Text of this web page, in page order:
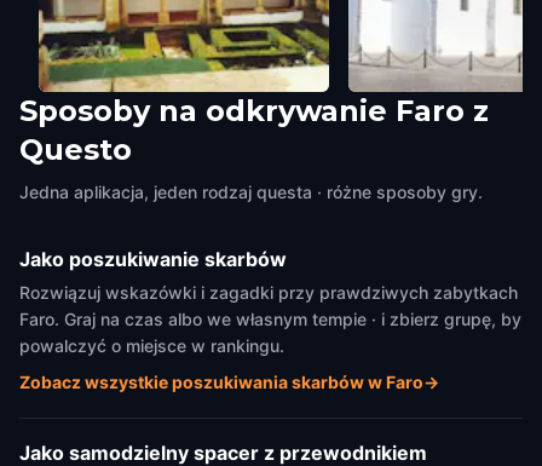
Municipal Museum of Faro
Faro,Portugal
Santa Maria
Sposoby na odkrywanie Faro z
Questo
Jedna aplikacja, jeden rodzaj questa · różne sposoby gry.
Jako poszukiwanie skarbów
Rozwiązuj wskazówki i zagadki przy prawdziwych zabytkach
Faro. Graj na czas albo we własnym tempie · i zbierz grupę, by
powalczyć o miejsce w rankingu.
Zobacz wszystkie poszukiwania skarbów w Faro→
Jako samodzielny spacer z przewodnikiem